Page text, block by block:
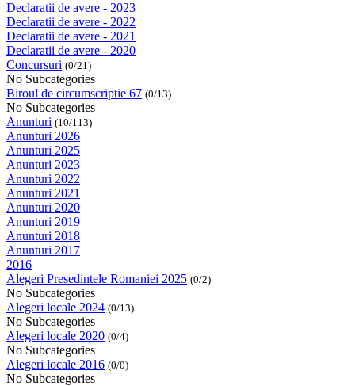
Declaratii de avere - 2023
Declaratii de avere - 2022
Declaratii de avere - 2021
Declaratii de avere - 2020
Concursuri (0/21)
No Subcategories
Biroul de circumscriptie 67 (0/13)
No Subcategories
Anunturi (10/113)
Anunturi 2026
Anunturi 2025
Anunturi 2023
Anunturi 2022
Anunturi 2021
Anunturi 2020
Anunturi 2019
Anunturi 2018
Anunturi 2017
2016
Alegeri Presedintele Romaniei 2025 (0/2)
No Subcategories
Alegeri locale 2024 (0/13)
No Subcategories
Alegeri locale 2020 (0/4)
No Subcategories
Alegeri locale 2016 (0/0)
No Subcategories